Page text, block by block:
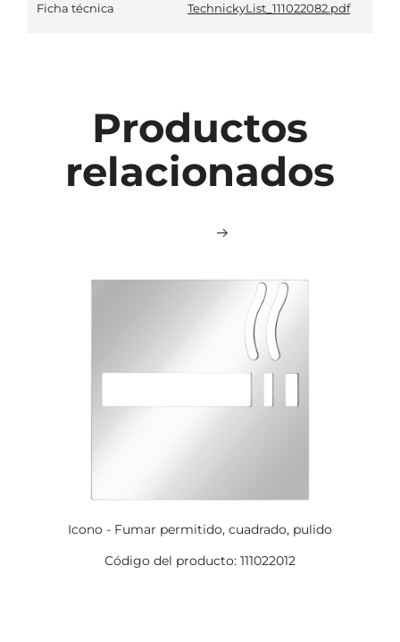
Ficha técnica TechnickyList_111022082.pdf
Productos
relacionados
Icono - Fumar permitido, cuadrado, pulido
Código del producto: 111022012